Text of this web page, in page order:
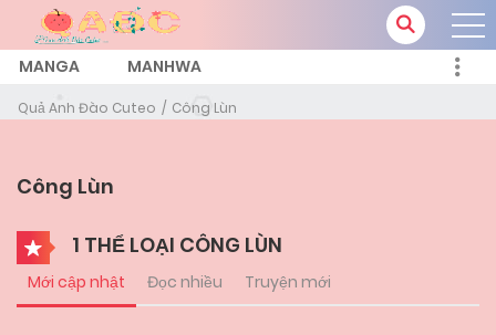
MANGA MANHWA
Quả Anh Đào Cuteo Công Lùn
Công Lùn
1 THỂ LOẠI CÔNG LÙN
Mới cập nhật Đọc nhiều Truyện mới